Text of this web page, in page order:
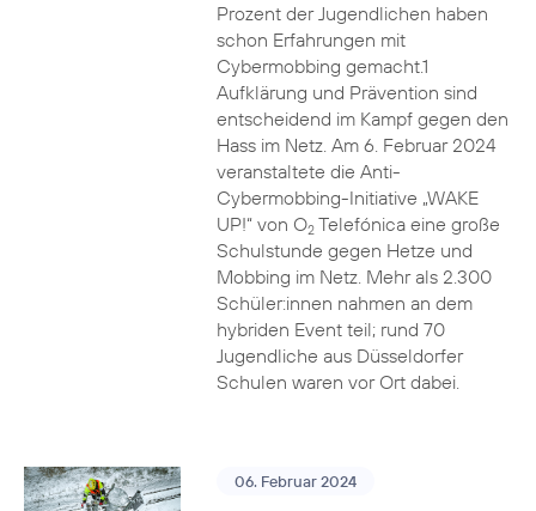
Prozent der Jugendlichen haben
schon Erfahrungen mit
Cybermobbing gemacht.1
Aufklärung und Prävention sind
entscheidend im Kampf gegen den
Hass im Netz. Am 6. Februar 2024
veranstaltete die Anti-
Cybermobbing-Initiative „WAKE
UP!“ von O2Telefónica eine große
Schulstunde gegen Hetze und
Mobbing im Netz. Mehr als 2.300
Schüler:innen nahmen an dem
hybriden Event teil; rund 70
Jugendliche aus Düsseldorfer
Schulen waren vor Ort dabei.
06. Februar 2024